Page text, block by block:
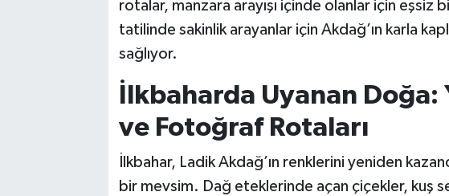
rotalar, manzara arayışı içinde olanlar için eşsiz
tatilinde sakinlik arayanlar için Akdağ’ın karla
sağlıyor.
İlkbaharda Uyanan
ve Fotoğraf Rotaları
İlkbahar, Ladik Akdağ’ın renklerini yeniden
bir mevsim. Dağ eteklerinde açan çiçekler, kuş